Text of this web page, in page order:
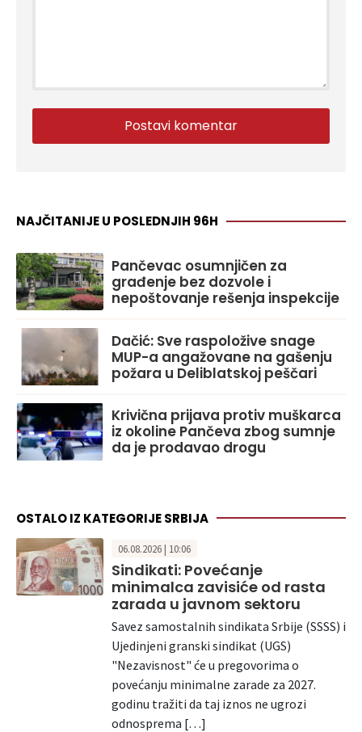
NAJČITANIJE U POSLEDNJIH 96H
Pančevac osumnjičen za
građenje bez dozvole i
nepoštovanje rešenja inspekcije
Dačić: Sve raspoložive snage
MUP-a angažovane na gašenju
požara u Deliblatskoj peščari
Krivična prijava protiv muškarca
iz okoline Pančeva zbog sumnje
da je prodavao drogu
OSTALO IZ KATEGORIJE SRBIJA
06.08.2026 | 10:06
Sindikati: Povećanje
minimalca zavisiće od rasta
zarada u javnom sektoru
Savez samostalnih sindikata Srbije (SSSS) i
Ujedinjeni granski sindikat (UGS)
"Nezavisnost" će u pregovorima o
povećanju minimalne zarade za 2027.
godinu tražiti da taj iznos ne ugrozi
odnosprema […]